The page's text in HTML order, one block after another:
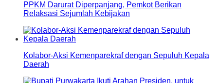
PPKM Darurat Diperpanjang, Pemkot Berikan
Relaksasi Sejumlah Kebijakan
Kolabor-Aksi Kemenparekraf dengan Sepuluh Kepala
Daerah